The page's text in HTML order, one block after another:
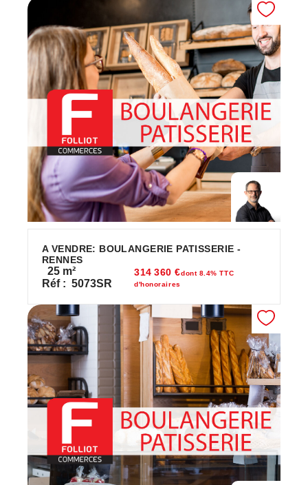
A VENDRE: BOULANGERIE PATISSERIE -
RENNES
25 m²
Réf : 5073SR
314 360 €dont 8.4% TTC
d'honoraires